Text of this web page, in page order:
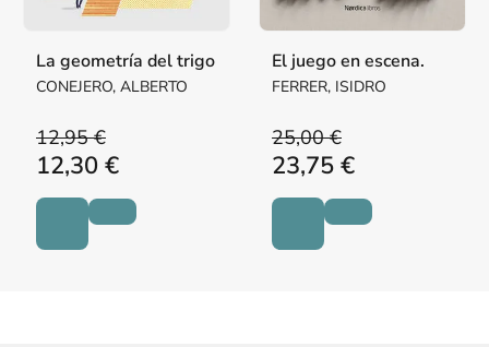
La geometría del trigo
CONEJERO, ALBERTO
12,95 €
12,30 €
El juego en escena.
FERRER, ISIDRO
25,00 €
23,75 €